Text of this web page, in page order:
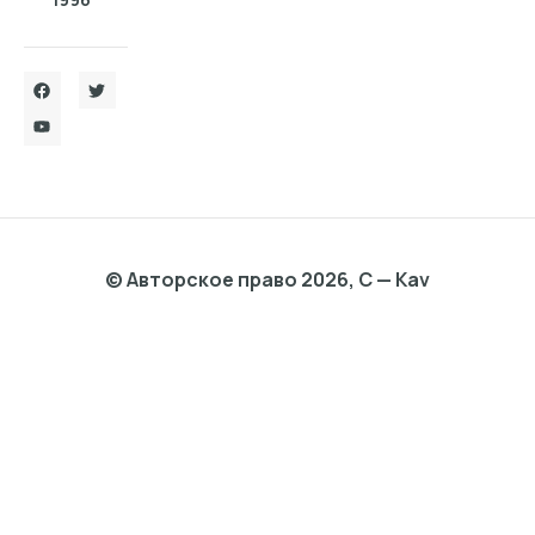
© Авторское право 2026, C — Kav